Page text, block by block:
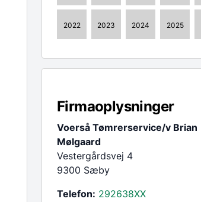
2022 2023 2024 2025
Firmaoplysninger
Voerså Tømrerservice/v Brian
Mølgaard
Vestergårdsvej 4
9300 Sæby
Telefon: 292638XX